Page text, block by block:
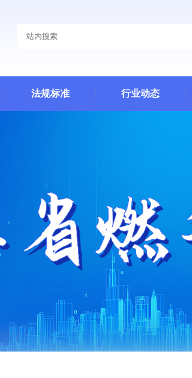
法规标准 行业动态